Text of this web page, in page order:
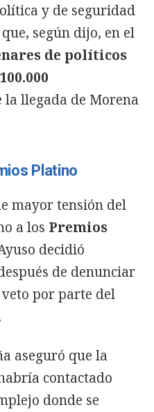
y de seguridad
según dijo, en el
de políticos
la llegada de Morena
Platino
mayor tensión del
a los Premios
decidió
de denunciar
por parte del
aseguró que la
contactado
donde se